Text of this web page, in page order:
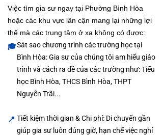
Việc tìm gia sư ngay tại Phường Bình Hòa
hoặc các khu vực lân cận mang lại những lợi
thế mà các trung tâm ở xa không có được:
🎓Sát sao chương trình các trường học tại
Bình Hòa: Gia sư của chúng tôi am hiểu giáo
trình và cách ra đề của các trường như: Tiểu
học Bình Hòa, THCS Bình Hòa, THPT
Nguyễn Trãi...
Tiết kiệm thời gian & Chi phí: Di chuyển gần
giúp gia sư luôn đúng giờ, hạn chế việc nghỉ
📍